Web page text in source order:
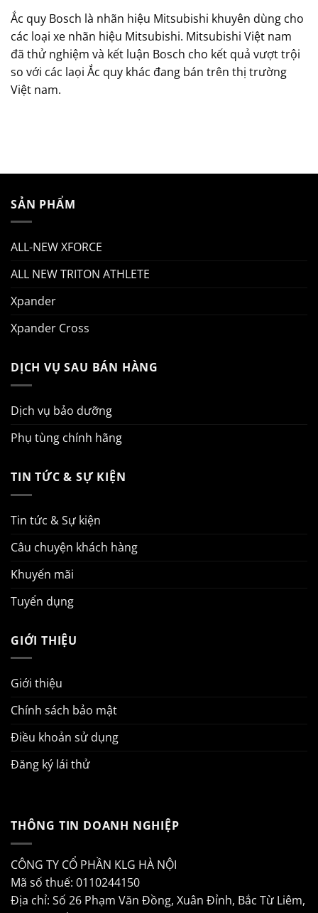
Ắc quy Bosch là nhãn hiệu Mitsubishi khuyên dùng cho
các loại xe nhãn hiệu Mitsubishi. Mitsubishi Việt nam
đã thử nghiệm và kết luận Bosch cho kết quả vượt trội
so với các laọi Ắc quy khác đang bán trên thị trường
Việt nam.
SẢN PHẨM
ALL-NEW XFORCE
ALL NEW TRITON ATHLETE
Xpander
Xpander Cross
DỊCH VỤ SAU BÁN HÀNG
Dịch vụ bảo dưỡng
Phụ tùng chính hãng
TIN TỨC & SỰ KIỆN
Tin tức & Sự kiện
Câu chuyện khách hàng
Khuyến mãi
Tuyển dụng
GIỚI THIỆU
Giới thiệu
Chính sách bảo mật
Điều khoản sử dụng
Đăng ký lái thử
THÔNG TIN DOANH NGHIỆP
CÔNG TY CỔ PHẦN KLG HÀ NỘI
Mã số thuế: 0110244150
Địa chỉ: Số 26 Phạm Văn Đồng, Xuân Đỉnh, Bắc Từ Liêm,